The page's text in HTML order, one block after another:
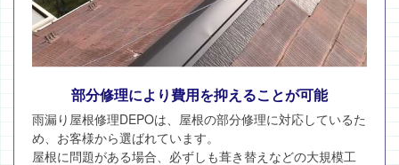
部分修理により費用を抑えることが可能
雨漏り屋根修理DEPOは、屋根の部分修理に対応しているた
め、お客様から選ばれています。
屋根に問題がある場合、必ずしも葺き替えなどの大規模工